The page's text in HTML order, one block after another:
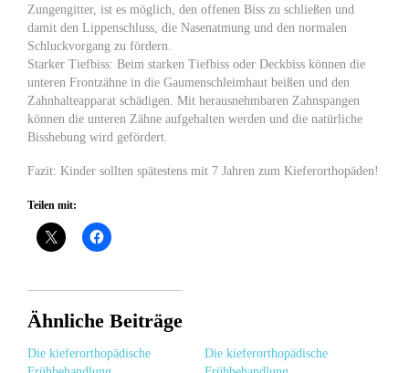
Zungengitter, ist es möglich, den offenen Biss zu schließen und
damit den Lippenschluss, die Nasenatmung und den normalen
Schluckvorgang zu fördern.
Starker Tiefbiss: Beim starken Tiefbiss oder Deckbiss können die
unteren Frontzähne in die Gaumenschleimhaut beißen und den
Zahnhalteapparat schädigen. Mit herausnehmbaren Zahnspangen
können die unteren Zähne aufgehalten werden und die natürliche
Bisshebung wird gefördert.
Fazit: Kinder sollten spätestens mit 7 Jahren zum Kieferorthopäden!
Teilen mit:
Ähnliche Beiträge
Die kieferorthopädische
Die kieferorthopädische